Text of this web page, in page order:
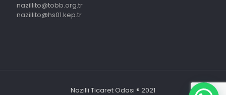
nazillito@tobb.org.tr
nazillito@hs01.kep.tr
Nazilli Ticaret Odası ® 2021